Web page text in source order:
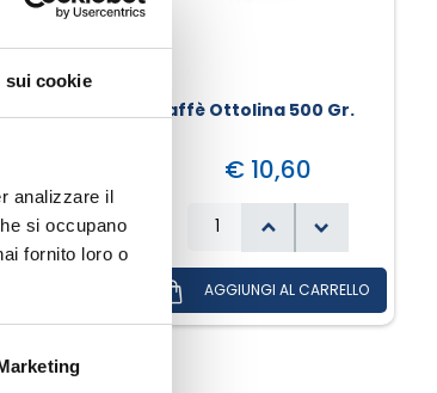
sui cookie
analizzare il
si occupano
fornito loro o
Caffè Ottolina 500 Gr.
€ 10,60